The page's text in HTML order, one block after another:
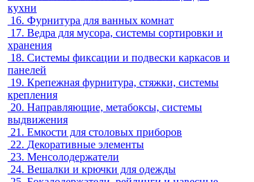
кухни
16. Фурнитура для ванных комнат
17. Ведра для мусора, системы сортировки и
хранения
18. Системы фиксации и подвески каркасов и
панелей
19. Крепежная фурнитура, стяжки, системы
крепления
20. Направляющие, метабоксы, системы
выдвижения
21. Емкости для столовых приборов
22. Декоративные элементы
23. Менсолодержатели
24. Вешалки и крючки для одежды